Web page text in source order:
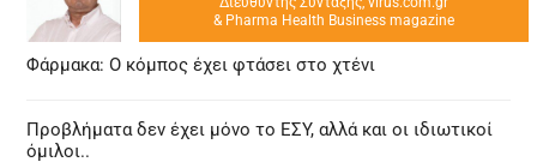
& Pharma Health Business magazine
Φάρμακα: Ο κόμπος έχει φτάσει στο χτένι
Προβλήματα δεν έχει μόνο το ΕΣΥ, αλλά και οι ιδιωτικοί
όμιλοι..